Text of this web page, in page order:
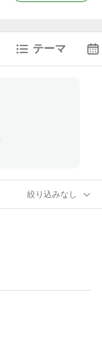
テーマ
絞り込みなし